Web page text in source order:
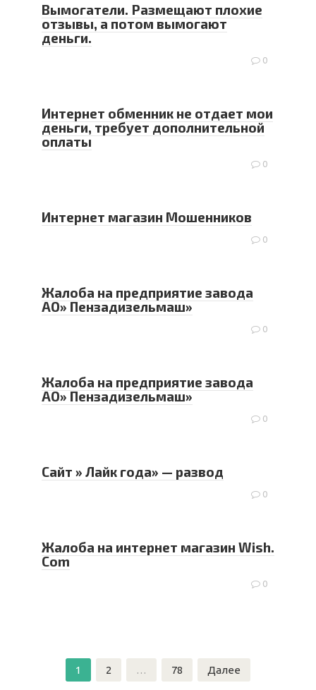
Вымогатели. Размещают плохие
отзывы, а потом вымогают
деньги.
0
Интернет обменник не отдает мои
деньги, требует дополнительной
оплаты
0
Интернет магазин Мошенников
0
Жалоба на предприятие завода
АО» Пензадизельмаш»
0
Жалоба на предприятие завода
АО» Пензадизельмаш»
0
Сайт » Лайк года» — развод
0
Жалоба на интернет магазин Wish.
Com
0
1 2 … 78 Далее